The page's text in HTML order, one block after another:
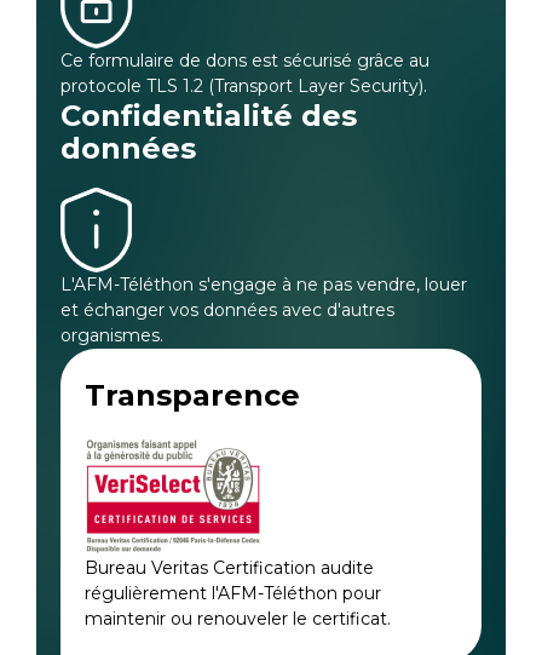
Ce formulaire de dons est sécurisé grâce au
protocole TLS 1.2 (Transport Layer Security).
Confidentialité des
données
L'AFM-Téléthon s'engage à ne pas vendre, louer
et échanger vos données avec d'autres
organismes.
Transparence
Bureau Veritas Certification audite
régulièrement l'AFM-Téléthon pour
maintenir ou renouveler le certificat.